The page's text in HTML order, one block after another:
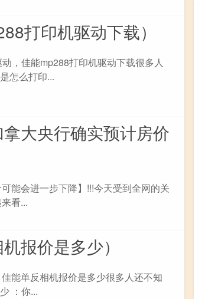
打印机驱动下载）
，佳能mp288打印机驱动下载很多人
怎么打印...
大央行确实预计房价
能会进一步下降】!!!今天受到全网的关
看...
报价是多少）
能单反相机报价是多少很多人还不知
：你...